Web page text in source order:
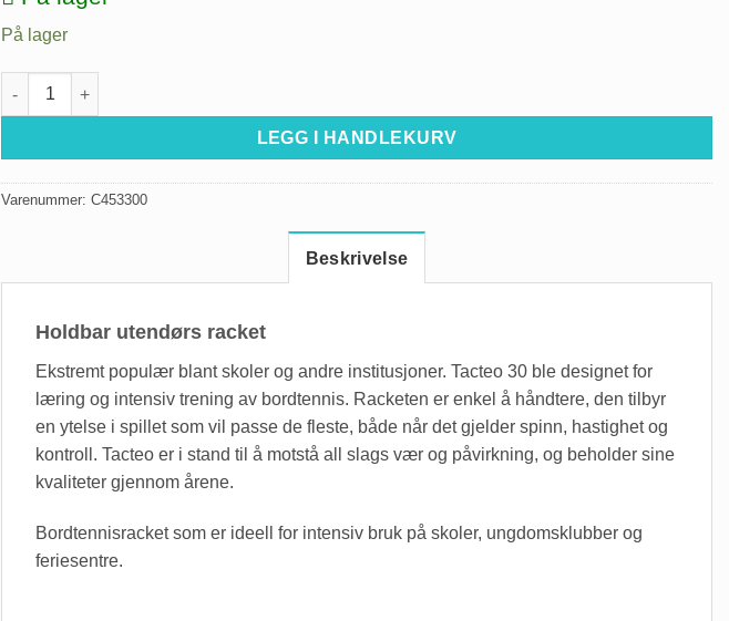
På lager
Racket Tacteo 30 S antall
LEGG I HANDLEKURV
Varenummer: C453300
Beskrivelse
Holdbar utendørs racket
Ekstremt populær blant skoler og andre institusjoner. Tacteo 30 ble designet for
læring og intensiv trening av bordtennis. Racketen er enkel å håndtere, den tilbyr
en ytelse i spillet som vil passe de fleste, både når det gjelder spinn, hastighet og
kontroll. Tacteo er i stand til å motstå all slags vær og påvirkning, og beholder sine
kvaliteter gjennom årene.
Bordtennisracket som er ideell for intensiv bruk på skoler, ungdomsklubber og
feriesentre.